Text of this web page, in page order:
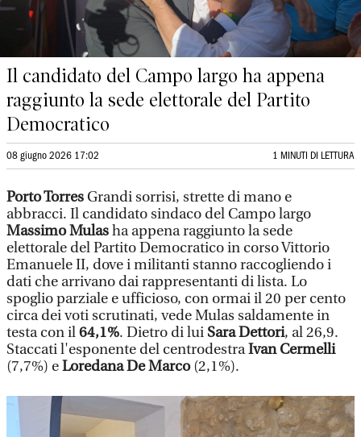
Il candidato del Campo largo ha appena
raggiunto la sede elettorale del Partito
Democratico
08 giugno 2026 17:02 1 MINUTI DI LETTURA
Porto TorresGrandi sorrisi, strette di mano e
abbracci. Il candidato sindaco del Campo largo
Massimo Mulasha appena raggiunto la sede
elettorale del Partito Democratico in corso Vittorio
Emanuele II, dove i militanti stanno raccogliendo i
dati che arrivano dai rappresentanti di lista. Lo
spoglio parziale e ufficioso, con ormai il 20 per cento
circa dei voti scrutinati, vede Mulas saldamente in
testa con il64,1%. Dietro di lui Sara Dettori, al 26,9.
Staccati l'esponente del centrodestraIvan Cermelli
(7,7%) eLoredana De Marco(2,1%).